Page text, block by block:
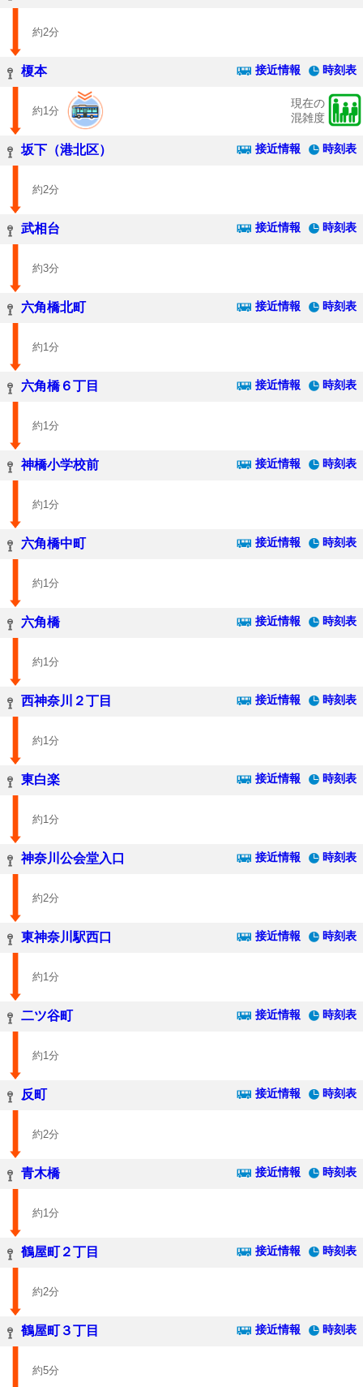
約2分
榎本 接近情報 時刻表
約1分
現在の
混雑度
坂下（港北区） 接近情報 時刻表
約2分
武相台 接近情報 時刻表
約3分
六角橋北町 接近情報 時刻表
約1分
六角橋６丁目 接近情報 時刻表
約1分
神橋小学校前 接近情報 時刻表
約1分
六角橋中町 接近情報 時刻表
約1分
六角橋 接近情報 時刻表
約1分
西神奈川２丁目 接近情報 時刻表
約1分
東白楽 接近情報 時刻表
約1分
神奈川公会堂入口 接近情報 時刻表
約2分
東神奈川駅西口 接近情報 時刻表
約1分
二ツ谷町 接近情報 時刻表
約1分
反町 接近情報 時刻表
約2分
青木橋 接近情報 時刻表
約1分
鶴屋町２丁目 接近情報 時刻表
約2分
鶴屋町３丁目 接近情報 時刻表
約5分